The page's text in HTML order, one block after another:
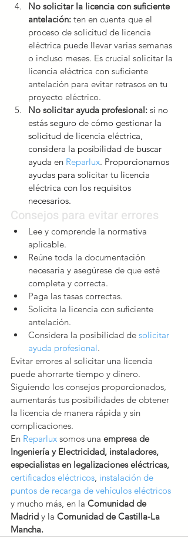
No solicitar la licencia con suficiente
antelación: ten en cuenta que el
proceso de solicitud de licencia
eléctrica puede llevar varias semanas
o incluso meses. Es crucial solicitar la
licencia eléctrica con suficiente
antelación para evitar retrasos en tu
proyecto eléctrico.
No solicitar ayuda profesional: si no
estás seguro de cómo gestionar la
solicitud de licencia eléctrica,
considera la posibilidad de buscar
ayuda en Reparlux. Proporcionamos
ayudas para solicitar tu licencia
eléctrica con los requisitos
necesarios.
Consejos para evitar errores
Lee y comprende la normativa
aplicable.
Reúne toda la documentación
necesaria y asegúrese de que esté
completa y correcta.
Paga las tasas correctas.
Solicita la licencia con suficiente
antelación.
Considera la posibilidad de solicitar
ayuda profesional.
Evitar errores al solicitar una licencia
puede ahorrarte tiempo y dinero.
Siguiendo los consejos proporcionados,
aumentarás tus posibilidades de obtener
la licencia de manera rápida y sin
complicaciones.
En Reparlux somos una empresa de
Ingeniería y Electricidad, instaladores,
especialistas en legalizaciones eléctricas,
certificados eléctricos, instalación de
puntos de recarga de vehículos eléctricos
y mucho más, en la Comunidad de
Madrid y la Comunidad de Castilla-La
Mancha.